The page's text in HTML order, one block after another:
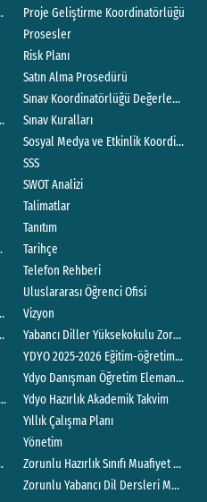
Koordinatörlüğü
Yönergesi
Proje Geliştirme Koordinatörlüğü
Prosesler
Risk Planı
Satın Alma Prosedürü
Sınav Koordinatörlüğü Değerlendirme
Sınav Kuralları
Sosyal Medya ve Etkinlik
SSS
SWOT Analizi
Talimatlar
Tanıtım
Tarihçe
Telefon Rehberi
Uluslararası Öğrenci Ofisi
Vizyon
Yabancı Diller Yüksekokulu Zorunlu
YDYO 2025-2026 Eğitim-öğretim Yılı
Ydyo Danışman Öğretim Elemanı
Ydyo Hazırlık Akademik Takvim
Yıllık Çalışma Planı
Yönetim
Zorunlu Hazırlık Sınıfı Muafiyet Sınavı
Zorunlu Yabancı Dil Dersleri Muafiyet